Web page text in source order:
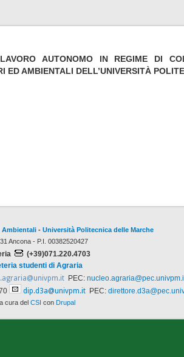
AUTONOMO IN REGIME DI
ED AMBIENTALI DELL’UNIVERSITÀ
Ambientali - Università Politecnica delle Marche
Ancona - P.I. 00382520427
(+39)071.220.4703
studenti di Agraria
PEC:
dip.d3a@univpm.it PEC:
cura del CSI con Drupal